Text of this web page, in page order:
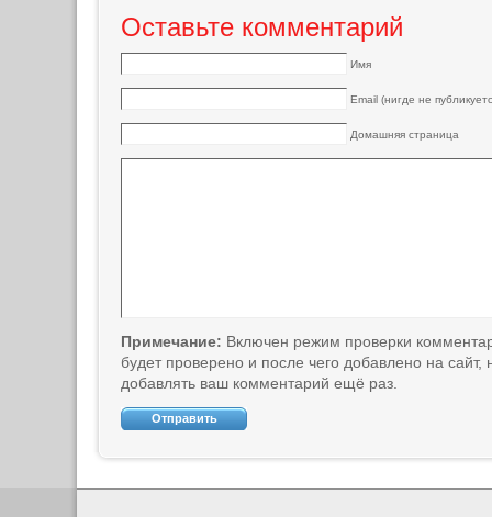
Оставьте комментарий
Имя
Email (нигде не
Домашняя страница
Примечание: Включен режим проверки
будет проверено и после чего добавлено на сайт,
добавлять ваш комментарий ещё раз.